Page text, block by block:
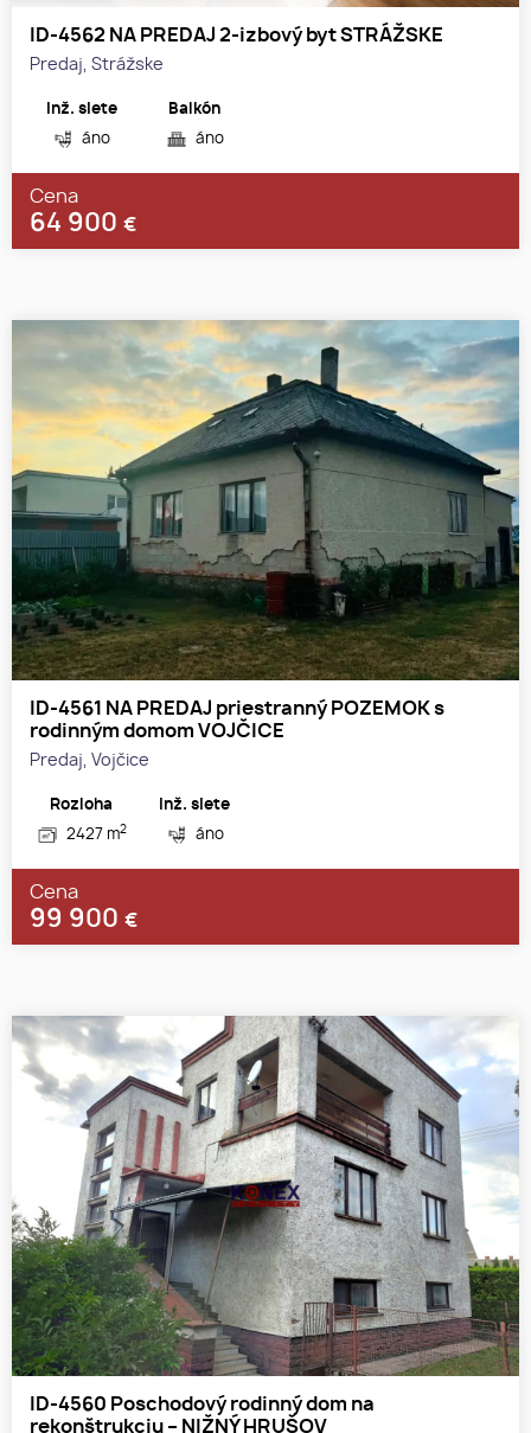
ID-4562 NA PREDAJ 2-izbový byt STRÁŽSKE
Predaj, Strážske
Inž. siete
áno
Balkón
áno
Cena
64 900 €
ID-4561 NA PREDAJ priestranný POZEMOK s
rodinným domom VOJČICE
Predaj, Vojčice
Rozloha
2427 m2
Inž. siete
áno
Cena
99 900 €
ID-4560 Poschodový rodinný dom na
rekonštrukciu – NIŽNÝ HRUŠOV